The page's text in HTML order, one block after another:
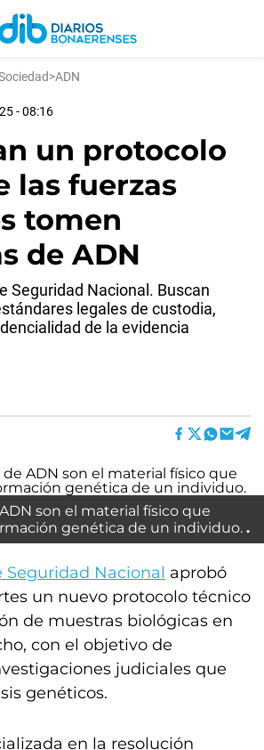
>ADN
- 08:16
un protocolo
las fuerzas
tomen
de ADN
Seguridad Nacional. Buscan
legales de custodia,
de la evidencia
son el material físico que
genética de un individuo.
Seguridad Nacional aprobó
un nuevo protocolo técnico
de muestras biológicas en
con el objetivo de
judiciales que
genéticos.
en la resolución